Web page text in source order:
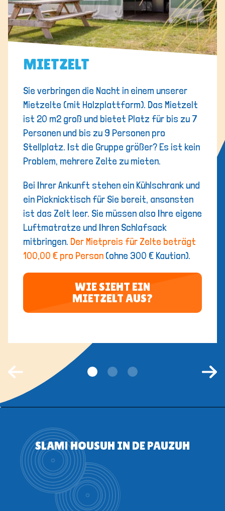
MIETZELT
Sie verbringen die Nacht in einem unserer
Mietzelte (mit Holzplattform). Das Mietzelt
ist 20 m2 groß und bietet Platz für bis zu 7
Personen und bis zu 9 Personen pro
Stellplatz. Ist die Gruppe größer? Es ist kein
Problem, mehrere Zelte zu mieten.
Bei Ihrer Ankunft stehen ein Kühlschrank und
ein Picknicktisch für Sie bereit, ansonsten
ist das Zelt leer. Sie müssen also Ihre eigene
Luftmatratze und Ihren Schlafsack
mitbringen. Der Mietpreis für Zelte beträgt
100,00 € pro Person (ohne 300 € Kaution).
WIE SIEHT EIN
MIETZELT AUS?
SLAM! HOUSUH IN DE PAUZUH